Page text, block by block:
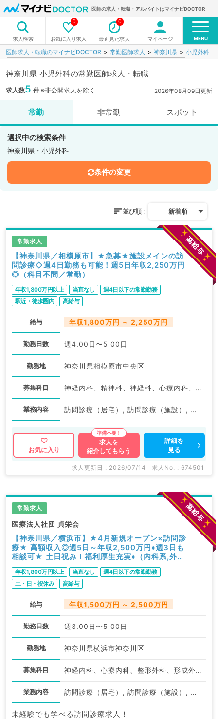
医師の求人・転職・アルバイトはマイナビDOCTOR
求人検索 お気に入り求人
0
最近見た求人
0
マイページ MENU
医師求人・転職のマイナビDOCTOR 常勤医師求人 神奈川県 小児外科
神奈川県 小児外科の常勤医師求人・転職
求人数5 件※非公開求人を除く 2026年08月09日更新
常勤 非常勤 スポット
選択中の検索条件
神奈川県・小児外科
条件の変更
並び順： 新着順
常勤求人
【神奈川県／相模原市】★急募★施設メインの訪
問診療◇週4日勤務も可能！週5日年収2,250万円
◎（科目不問／常勤）
年収1,800万円以上 当直なし
週4日以下の常勤勤務
駅近・徒歩圏内
高給与
給与 年収1,800万円 ～ 2,250万円
勤務日数 週4.00日〜5.00日
勤務地 神奈川県相模原市中央区
募集科目 神経内科、精神科、神経科、心療内科、アレルギー科、リウマチ科、小児科、整形外科、形成外科、美容外科、脳神経外科、呼吸器外科、心臓血管外科、小児外科、泌尿器科、産婦人科、産科、婦人科、眼科、耳鼻咽喉科、気管食道科、リハビリテーション科、麻酔科、ペインクリニック、人工透析科、緩和ケア科、一般内科、循環器内科、呼吸器内科、消化器内科、内分泌・代謝内科、腎臓内科、老年内科、血液内科、外科系全般、一般外科、消化器外科、乳腺外科、総合診療科、健診・人間ドック、救急科・ＩＣＵ、病理科、基礎医学系、膠原病科、スポーツ整形外科、大腸・肛門外科、産業医、脊髄・脊椎外科
業務内容 訪問診療（居宅）, 訪問診療（施設）, その他, その他
お気に入り
求人を
紹介してもらう
詳細を
見る
求人更新日 : 2026/07/14 求人No. : 674501
常勤求人
医療法人社団 貞栄会
【神奈川県／横浜市】★4月新規オープン×訪問診
療★ 高額収入◎週5日～年収2,500万円♦週3日も
相談可★ 土日祝み！福利厚生充実♦（内科系,外科
系／常勤）
年収1,800万円以上 当直なし
週4日以下の常勤勤務
土・日・祝休み
高給与
給与 年収1,500万円 ～ 2,500万円
勤務日数 週3.00日〜5.00日
勤務地 神奈川県横浜市神奈川区
募集科目 神経内科、心療内科、整形外科、形成外科、美容外科、脳神経外科、呼吸器外科、心臓血管外科、小児外科、泌尿器科、一般内科、循環器内科、呼吸器内科、消化器内科、内分泌・代謝内科、腎臓内科、老年内科、外科系全般、一般外科、消化器外科、乳腺外科、膠原病科、スポーツ整形外科、大腸・肛門外科、脊髄・脊椎外科
業務内容 訪問診療（居宅）, 訪問診療（施設）, その他
未経験でも学べる訪問診療求人！